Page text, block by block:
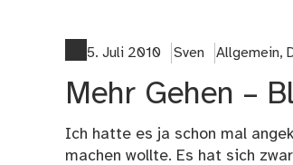
5. Juli 2010 Sven Allgemein,
Mehr Gehen –
Ich hatte es ja schon mal
machen wollte. Es hat sich